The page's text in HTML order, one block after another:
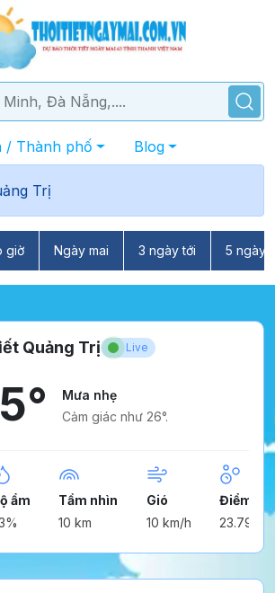
/ Thành phố Blog
Trị
giờ Ngày mai 3 ngày tới 5 ngày
Quảng Trị Live
Mưa nhẹ
Cảm giác như 26°.
ẩm
Tầm nhìn
10 km
Gió
10 km/h
Điểm
23.79°